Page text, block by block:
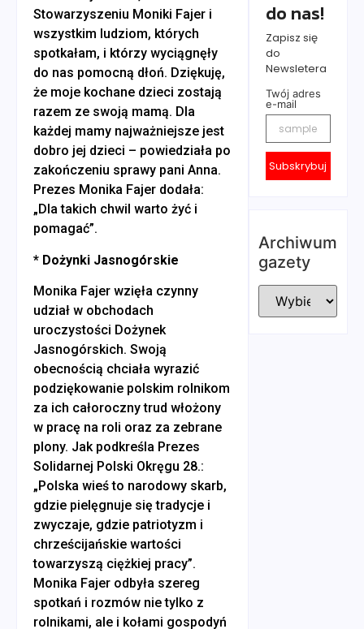
Stowarzyszeniu Moniki Fajer i
wszystkim ludziom, których
spotkałam, i którzy wyciągnęły
do nas pomocną dłoń. Dziękuję,
że moje kochane dzieci zostają
razem ze swoją mamą. Dla
każdej mamy najważniejsze jest
dobro jej dzieci – powiedziała po
zakończeniu sprawy pani Anna.
Prezes Monika Fajer dodała:
„Dla takich chwil warto żyć i
pomagać”.
* Dożynki Jasnogórskie
Monika Fajer wzięła czynny
udział w obchodach
uroczystości Dożynek
Jasnogórskich. Swoją
obecnością chciała wyrazić
podziękowanie polskim rolnikom
za ich całoroczny trud włożony
w pracę na roli oraz za zebrane
plony. Jak podkreśla Prezes
Solidarnej Polski Okręgu 28.:
„Polska wieś to narodowy skarb,
gdzie pielęgnuje się tradycje i
zwyczaje, gdzie patriotyzm i
chrześcijańskie wartości
towarzyszą ciężkiej pracy”.
Monika Fajer odbyła szereg
spotkań i rozmów nie tylko z
rolnikami, ale i kołami gospodyń
do nas!
Zapisz się
do
Newsletera
Twój adres
e-mail
Subskrybuj
Archiwum
gazety